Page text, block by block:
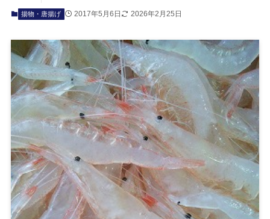
揚物・唐揚げ 2017年5月6日 2026年2月25日